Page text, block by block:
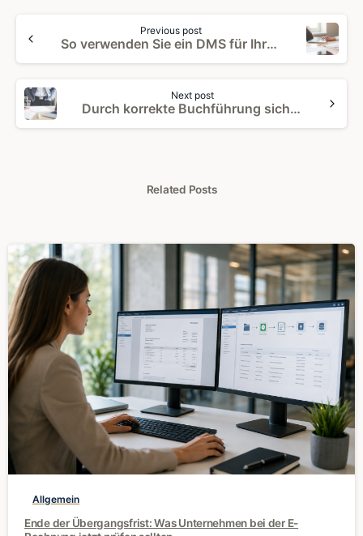
Reading
Previous post
So verwenden Sie ein DMS für Ihre Due Diligence
Next post
Durch korrekte Buchführung sicher im Geschäft: Selbstständige, Freiberufler und Kleingewerbetreibende
Related Posts
0
Allgemein
Ende der Übergangsfrist: Was Unternehmen bei der E-